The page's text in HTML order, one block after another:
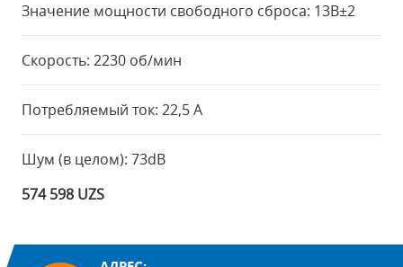
Значение мощности свободного сброса: 13В±2
Скорость: 2230 об/мин
Потребляемый ток: 22,5 А
Шум (в целом): 73dB
574 598 UZS